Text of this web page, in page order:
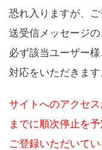
恐れ入りますが、ご
送受信メッセージ
必ず該当ユーザー
対応をいただきます
サイトへのアクセ
までに順次停止を予
ご登録いただいて